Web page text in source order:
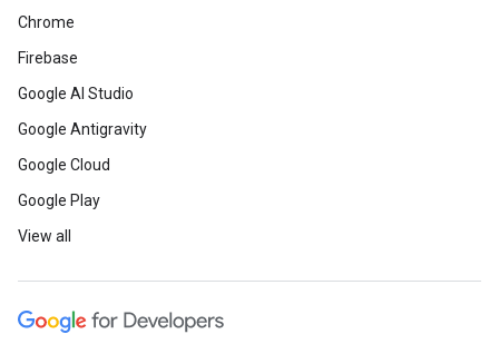
Chrome
Firebase
Google AI Studio
Google Antigravity
Google Cloud
Google Play
View all